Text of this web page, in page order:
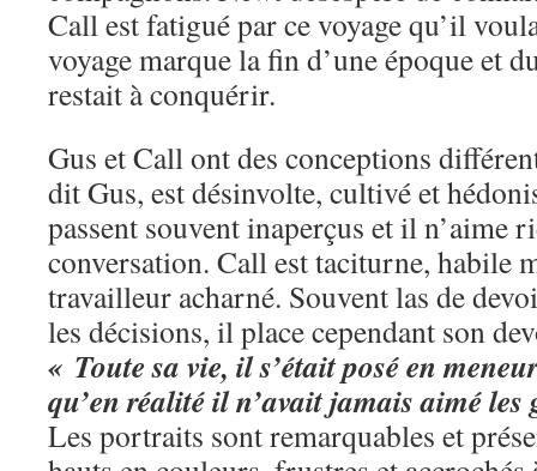
Call est fatigué par ce voyage qu’il
voyage marque la fin d’une époque et
restait à conquérir.
Gus et Call ont des conceptions
dit Gus, est désinvolte, cultivé et
passent souvent inaperçus et il n’aime
conversation. Call est taciturne, habile
travailleur acharné. Souvent las de
les décisions, il place cependant son
« Toute sa vie, il s’était posé en
qu’en réalité il n’avait jamais aimé les
Les portraits sont remarquables et